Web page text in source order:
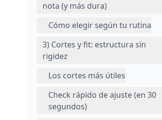
nota (y más dura)
Cómo elegir según tu rutina
3) Cortes y fit: estructura sin
rigidez
Los cortes más útiles
Check rápido de ajuste (en 30
segundos)